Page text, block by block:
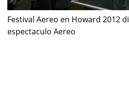
Festival Aereo en Howard 2012
espectaculo Aereo